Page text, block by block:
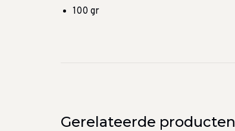
100 gr
Gerelateerde producten